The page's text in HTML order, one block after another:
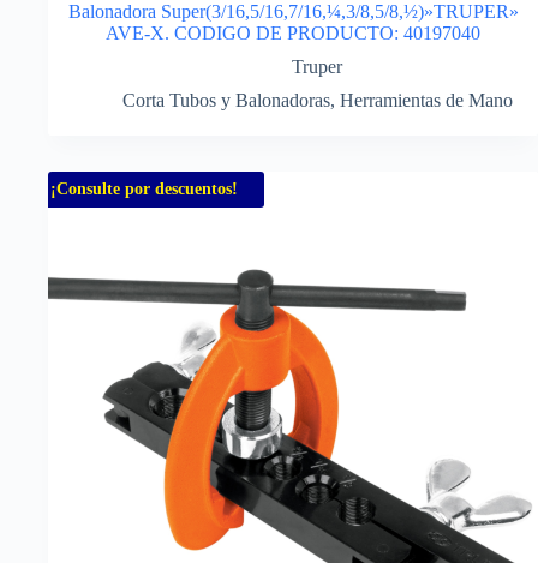
Balonadora Super(3/16,5/16,7/16,¼,3/8,5/8,½)»TRUPER»
AVE-X. CODIGO DE PRODUCTO: 40197040
Truper
Corta Tubos y Balonadoras, Herramientas de Mano
¡Consulte por descuentos!